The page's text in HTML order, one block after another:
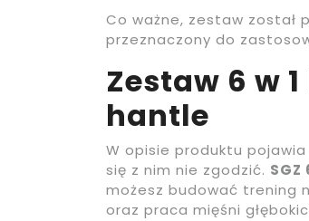
Co ważne, zestaw został
przeznaczony do
Zestaw 6 w
hantle
W opisie produktu pojawia
się z nim nie zgodzić. SGZ
możesz budować trening
oraz praca mięśni